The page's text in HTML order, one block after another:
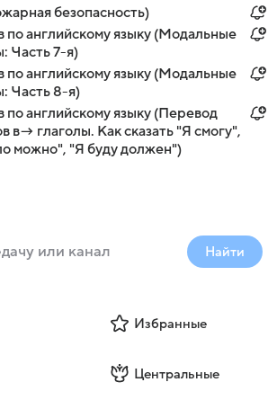
безопасность)
по английскому языку (Модальные
Часть 7-я)
по английскому языку (Модальные
Часть 8-я)
по английскому языку (Перевод
в→ глаголы. Как сказать "Я смогу",
можно", "Я буду должен")
Найти
Избранные
Центральные